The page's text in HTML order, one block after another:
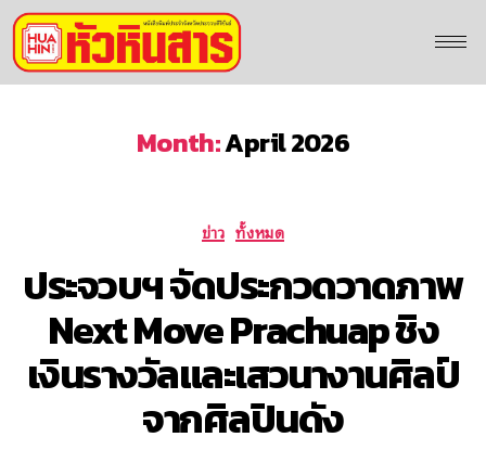
Month:April 2026
ข่าว ทั้งหมด
ประจวบฯ จัดประกวดวาดภาพ
Next Move Prachuap ชิง
เงินรางวัลและเสวนางานศิลป์
จากศิลปินดัง